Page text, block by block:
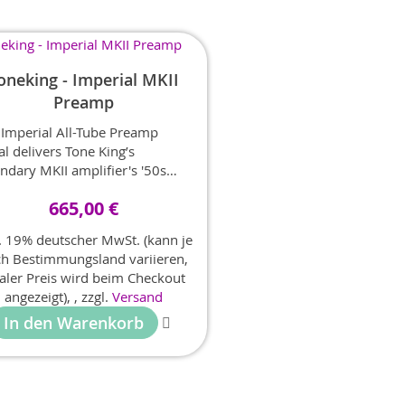
- Imperial MKII
Preamp
All-Tube Preamp
delivers Tone King’s
MKII amplifier's '50s
rock tones in a compact,
the exact preamp section
phase inverter circuitry of the
MKII amp, as well as
Tremolo and Attenuation,
in a pedal that sings with
richness and blooming
response.
665,00 €
19% deutscher MwSt. (kann je
Bestimmungsland variieren,
Preis wird beim Checkout
angezeigt), ,zzgl.Versand
In den Warenkorb